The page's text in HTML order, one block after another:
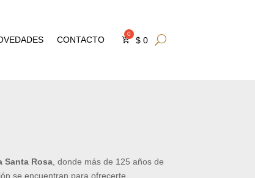
CONTACTO $0
Santa Rosa, donde más de 125 años de
se encuentran para ofrecerte